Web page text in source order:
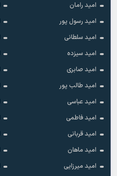
امید رامان
امید رسول پور
امید سلطانی
امید سیزده
امید صابری
امید طالب پور
امید عباسی
امید فاطمی
امید قربانی
امید ماهان
امید میرزایی